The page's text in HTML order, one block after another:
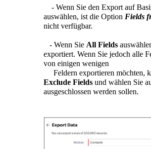
- Wenn Sie den Export auf
auswählen, ist die Option Fields
nicht verfügbar.
- Wenn Sie All Fields
exportiert. Wenn Sie jedoch alle
von einigen wenigen
Feldern exportieren möchten,
Exclude Fields und wählen Sie
ausgeschlossen werden sollen.